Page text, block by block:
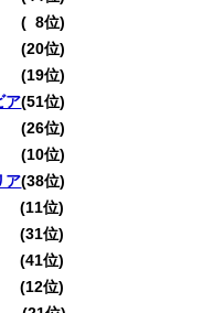
08位)
位)
位)
ア(51位)
(26位)
(10位)
ア(38位)
位)
位)
位)
位)